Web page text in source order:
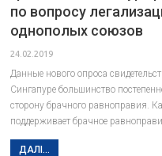
по вопросу
однополых союзов
24.02.2019
Данные нового опроса
Сингапуре большинство
сторону брачного равноправия.
поддерживает брачное
ДАЛІ...